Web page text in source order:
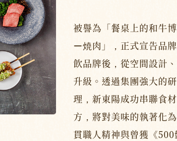
被譽為「餐桌上的和牛
ー焼肉」，正式宣告品
飲品牌後，從空間設計
升級。透過集團強大的
理，新東陽成功串聯食
方，將對美味的執著化
貫職人精神與曾獲《